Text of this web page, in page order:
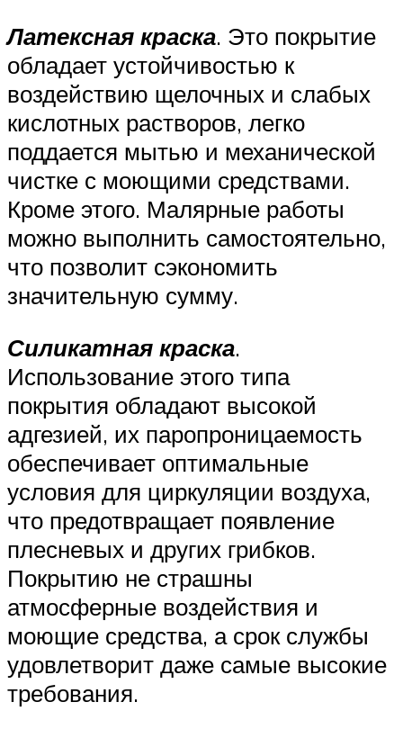
Латексная краска. Это покрытие
обладает устойчивостью к
воздействию щелочных и слабых
кислотных растворов, легко
поддается мытью и механической
чистке с моющими средствами.
Кроме этого. Малярные работы
можно выполнить самостоятельно,
что позволит сэкономить
значительную сумму.
Силикатная краска.
Использование этого типа
покрытия обладают высокой
адгезией, их паропроницаемость
обеспечивает оптимальные
условия для циркуляции воздуха,
что предотвращает появление
плесневых и других грибков.
Покрытию не страшны
атмосферные воздействия и
моющие средства, а срок службы
удовлетворит даже самые высокие
требования.